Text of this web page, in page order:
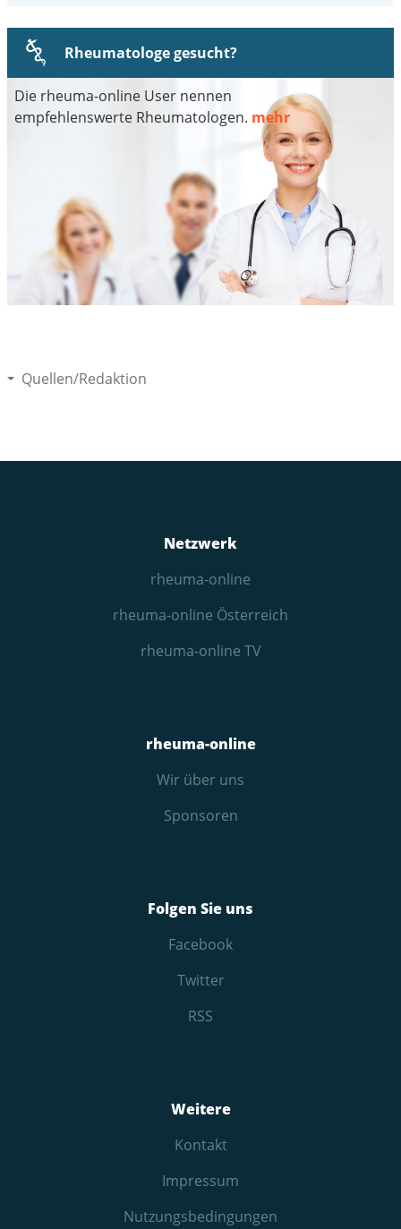
Rheumatologe gesucht?
Die rheuma-online User nennen
empfehlenswerte Rheumatologen. mehr
Quellen/Redaktion
Netzwerk
rheuma-online
rheuma-online Österreich
rheuma-online TV
rheuma-online
Wir über uns
Sponsoren
Folgen Sie uns
Facebook
Twitter
RSS
Weitere
Kontakt
Impressum
Nutzungs­bedingungen